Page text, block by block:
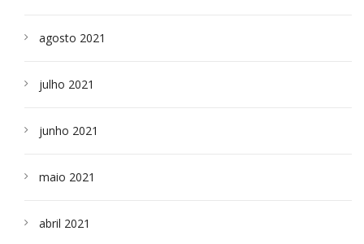
agosto 2021
julho 2021
junho 2021
maio 2021
abril 2021